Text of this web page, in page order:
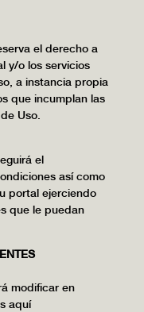
el derecho a
y/o los servicios
a instancia propia
que incumplan las
Uso.
el
así como
portal ejerciendo
que le puedan
modificar en
aquí